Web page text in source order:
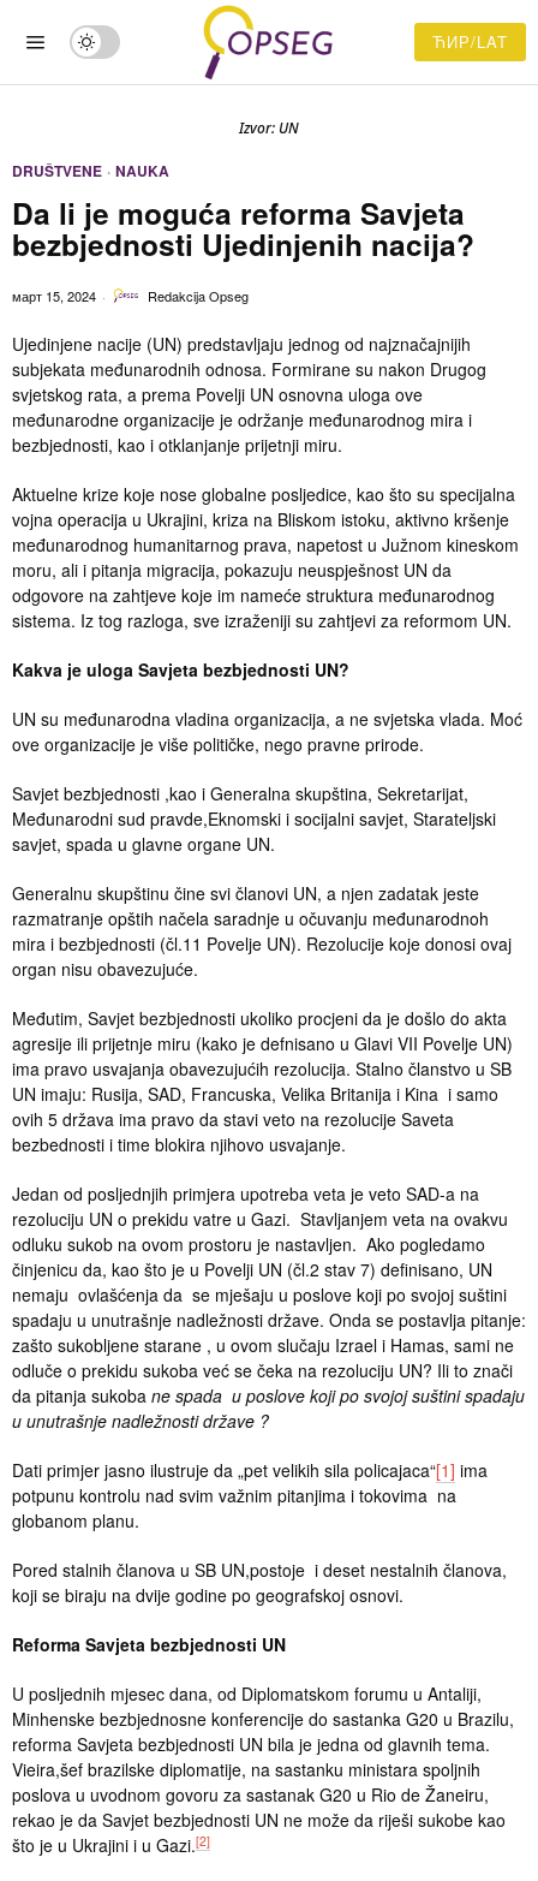
ЋИР/LAT
Izvor: UN
DRUŠTVENE · NAUKA
Da li je moguća reforma Savjeta
bezbjednosti Ujedinjenih nacija?
март 15, 2024 Redakcija Opseg
Ujedinjene nacije (UN) predstavljaju jednog od najznačajnijih
subjekata međunarodnih odnosa. Formirane su nakon Drugog
svjetskog rata, a prema Povelji UN osnovna uloga ove
međunarodne organizacije je održanje međunarodnog mira i
bezbjednosti, kao i otklanjanje prijetnji miru.
Aktuelne krize koje nose globalne posljedice, kao što su specijalna
vojna operacija u Ukrajini, kriza na Bliskom istoku, aktivno kršenje
međunarodnog humanitarnog prava, napetost u Južnom kineskom
moru, ali i pitanja migracija, pokazuju neuspješnost UN da
odgovore na zahtjeve koje im nameće struktura međunarodnog
sistema. Iz tog razloga, sve izraženiji su zahtjevi za reformom UN.
Kakva je uloga Savjeta bezbjednosti UN?
UN su međunarodna vladina organizacija, a ne svjetska vlada. Moć
ove organizacije je više političke, nego pravne prirode.
Savjet bezbjednosti ,kao i Generalna skupština, Sekretarijat,
Međunarodni sud pravde,Eknomski i socijalni savjet, Starateljski
savjet, spada u glavne organe UN.
Generalnu skupštinu čine svi članovi UN, a njen zadatak jeste
razmatranje opštih načela saradnje u očuvanju međunarodnoh
mira i bezbjednosti (čl.11 Povelje UN). Rezolucije koje donosi ovaj
organ nisu obavezujuće.
Međutim, Savjet bezbjednosti ukoliko procjeni da je došlo do akta
agresije ili prijetnje miru (kako je defnisano u Glavi VII Povelje UN)
ima pravo usvajanja obavezujućih rezolucija. Stalno članstvo u SB
UN imaju: Rusija, SAD, Francuska, Velika Britanija i Kina i samo
ovih 5 država ima pravo da stavi veto na rezolucije Saveta
bezbednosti i time blokira njihovo usvajanje.
Jedan od posljednjih primjera upotreba veta je veto SAD-a na
rezoluciju UN o prekidu vatre u Gazi. Stavljanjem veta na ovakvu
odluku sukob na ovom prostoru je nastavljen. Ako pogledamo
činjenicu da, kao što je u Povelji UN (čl.2 stav 7) definisano, UN
nemaju ovlašćenja da se mješaju u poslove koji po svojoj suštini
spadaju u unutrašnje nadležnosti države. Onda se postavlja pitanje:
zašto sukobljene starane , u ovom slučaju Izrael i Hamas, sami ne
odluče o prekidu sukoba već se čeka na rezoluciju UN? Ili to znači
da pitanja sukoba ne spada u poslove koji po svojoj suštini spadaju
u unutrašnje nadležnosti države ?
Dati primjer jasno ilustruje da „pet velikih sila policajaca“[1] ima
potpunu kontrolu nad svim važnim pitanjima i tokovima na
globanom planu.
Pored stalnih članova u SB UN,postoje i deset nestalnih članova,
koji se biraju na dvije godine po geografskoj osnovi.
Reforma Savjeta bezbjednosti UN
U posljednih mjesec dana, od Diplomatskom forumu u Antaliji,
Minhenske bezbjednosne konferencije do sastanka G20 u Brazilu,
reforma Savjeta bezbjednosti UN bila je jedna od glavnih tema.
Vieira,šef brazilske diplomatije, na sastanku ministara spoljnih
poslova u uvodnom govoru za sastanak G20 u Rio de Žaneiru,
rekao je da Savjet bezbjednosti UN ne može da riješi sukobe kao
što je u Ukrajini i u Gazi.[2]